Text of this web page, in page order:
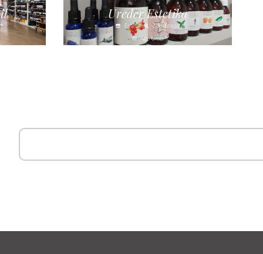
Ureder Estetika
Estética Zumarraga
Alto Urola